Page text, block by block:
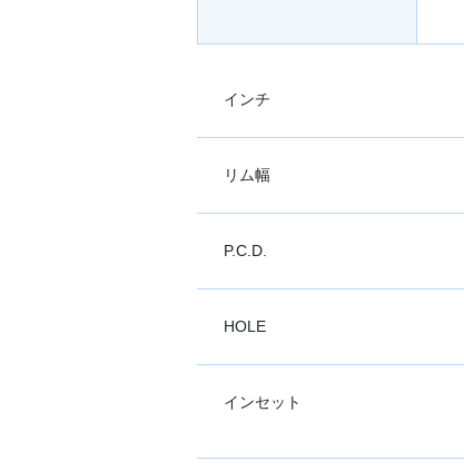
インチ
リム幅
P.C.D.
HOLE
インセット